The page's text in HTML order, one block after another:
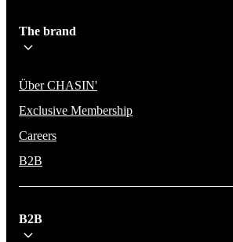
The brand
Über CHASIN'
Exclusive Membership
Careers
B2B
B2B